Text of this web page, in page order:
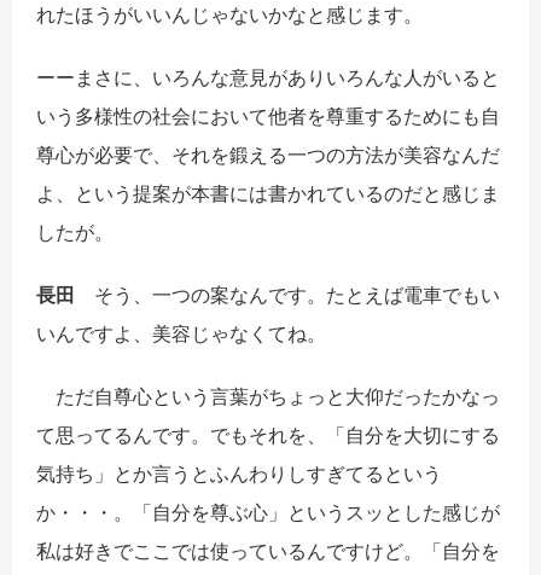
れたほうがいいんじゃないかなと感じます。
ーーまさに、いろんな意見がありいろんな人がいると
いう多様性の社会において他者を尊重するためにも自
尊心が必要で、それを鍛える一つの方法が美容なんだ
よ、という提案が本書には書かれているのだと感じま
したが。
長田 そう、一つの案なんです。たとえば電車でもい
いんですよ、美容じゃなくてね。
ただ自尊心という言葉がちょっと大仰だったかなっ
て思ってるんです。でもそれを、「自分を大切にする
気持ち」とか言うとふんわりしすぎてるという
か・・・。「自分を尊ぶ心」というスッとした感じが
私は好きでここでは使っているんですけど。「自分を